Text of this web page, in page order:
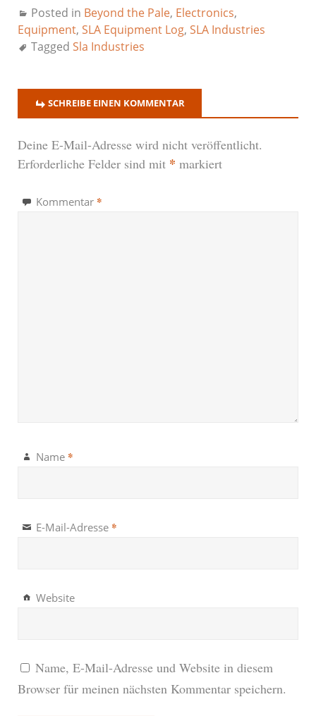
Posted in Beyond the Pale, Electronics,
Equipment, SLA Equipment Log, SLA Industries
Tagged Sla Industries
SCHREIBE EINEN KOMMENTAR
Deine E-Mail-Adresse wird nicht veröffentlicht.
Erforderliche Felder sind mit * markiert
Kommentar *
Name *
E-Mail-Adresse *
Website
Name, E-Mail-Adresse und Website in diesem
Browser für meinen nächsten Kommentar speichern.